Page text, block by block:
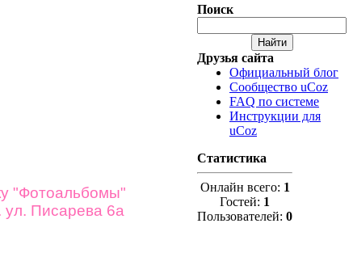
"Фотоальбомы"
Писарева 6а
Поиск
Друзья сайта
Официальный блог
Сообщество uCoz
FAQ по системе
Инструкции для
uCoz
Статистика
Онлайн всего: 1
Гостей: 1
Пользователей: 0